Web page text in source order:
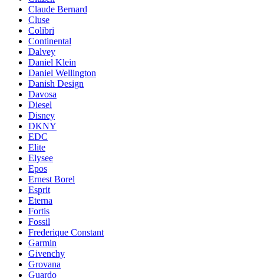
Claude Bernard
Cluse
Colibri
Continental
Dalvey
Daniel Klein
Daniel Wellington
Danish Design
Davosa
Diesel
Disney
DKNY
EDC
Elite
Elysee
Epos
Ernest Borel
Esprit
Eterna
Fortis
Fossil
Frederique Constant
Garmin
Givenchy
Grovana
Guardo